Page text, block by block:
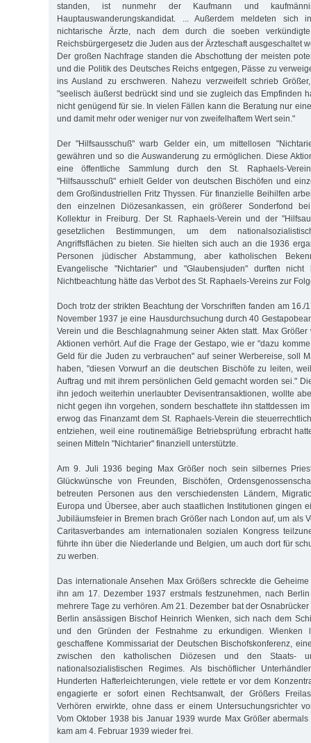
standen, ist nunmehr der Kaufmann und
Hauptauswanderungskandidat. ... Außerdem meldeten sich
nichtarische Ärzte, nach dem durch die soeben
Reichsbürgergesetz die Juden aus der Ärzteschaft ausgeschaltet
Der großen Nachfrage standen die Abschottung der meisten
und die Politik des Deutsches Reichs entgegen, Pässe zu
ins Ausland zu erschweren. Nahezu verzweifelt schrieb
"seelisch äußerst bedrückt sind und sie zugleich das Empfinden
nicht genügend für sie. In vielen Fällen kann die Beratung nur
und damit mehr oder weniger nur von zweifelhaftem Wert sein."
Der "Hilfsausschuß" warb Gelder ein, um mittellosen
gewähren und so die Auswanderung zu ermöglichen. Diese
eine öffentliche Sammlung durch den St. Raphaels-
"Hilfsausschuß" erhielt Gelder von deutschen Bischöfen und
dem Großindustriellen Fritz Thyssen. Für finanzielle Beihilfen
den einzelnen Diözesankassen, ein größerer Sonderfond
Kollektur in Freiburg. Der St. Raphaels-Verein und der
gesetzlichen Bestimmungen, um dem
Angriffsflächen zu bieten. Sie hielten sich auch an die 1936
Personen jüdischer Abstammung, aber katholischen
Evangelische "Nichtarier" und "Glaubensjuden" durften
Nichtbeachtung hätte das Verbot des St. Raphaels-Vereins zur
Doch trotz der strikten Beachtung der Vorschriften fanden am 16./
November 1937 je eine Hausdurchsuchung durch 40
Verein und die Beschlagnahmung seiner Akten statt. Max
Aktionen verhört. Auf die Frage der Gestapo, wie er "dazu
Geld für die Juden zu verbrauchen" auf seiner Werbereise, soll
haben, "diesen Vorwurf an die deutschen Bischöfe zu leiten,
Auftrag und mit ihrem persönlichen Geld gemacht worden sei."
ihn jedoch weiterhin unerlaubter Devisentransaktionen, wollte
nicht gegen ihn vorgehen, sondern beschattete ihn stattdessen
erwog das Finanzamt dem St. Raphaels-Verein die
entziehen, weil eine routinemäßige Betriebsprüfung erbracht
seinen Mitteln "Nichtarier" finanziell unterstützte.
Am 9. Juli 1936 beging Max Größer noch sein silbernes
Glückwünsche von Freunden, Bischöfen,
betreuten Personen aus den verschiedensten Ländern,
Europa und Übersee, aber auch staatlichen Institutionen gingen
Jubiläumsfeier in Bremen brach Größer nach London auf, um als
Caritasverbandes am internationalen sozialen Kongress
führte ihn über die Niederlande und Belgien, um auch dort für
zu werben.
Das internationale Ansehen Max Größers schreckte die
ihn am 17. Dezember 1937 erstmals festzunehmen, nach
mehrere Tage zu verhören. Am 21. Dezember bat der
Berlin ansässigen Bischof Heinrich Wienken, sich nach dem
und den Gründen der Festnahme zu erkundigen. Wienken
geschaffene Kommissariat der Deutschen Bischofskonferenz,
zwischen den katholischen Diözesen und den Staats-
nationalsozialistischen Regimes. Als bischöflicher
Hunderten Hafterleichterungen, viele rettete er vor dem
engagierte er sofort einen Rechtsanwalt, der Größers
Verhören erwirkte, ohne dass er einem Untersuchungsrichter
Vom Oktober 1938 bis Januar 1939 wurde Max Größer
kam am 4. Februar 1939 wieder frei.